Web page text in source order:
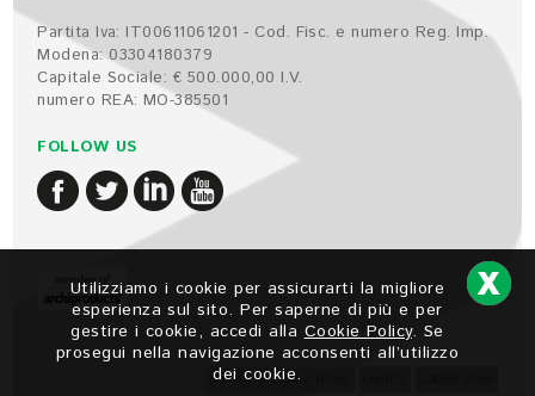
Utilizziamo i cookie per assicurarti la migliore
esperienza sul sito. Per saperne di più e per
gestire i cookie, accedi allaCookie Policy. Se
prosegui nella navigazione acconsenti all’utilizzo
dei cookie.
Partita Iva: IT00611061201 - Cod. Fisc. e numero Reg. Imp.
Modena: 03304180379
Capitale Sociale: € 500.000,00 I.V.
numero REA: MO-385501
FOLLOW US
privacy & cookie policy